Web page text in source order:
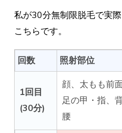
私が30分無制限脱毛で実
こちらです。
回数 照射部位
1回目
(30分)
顔、太もも前
足の甲・指、
腰